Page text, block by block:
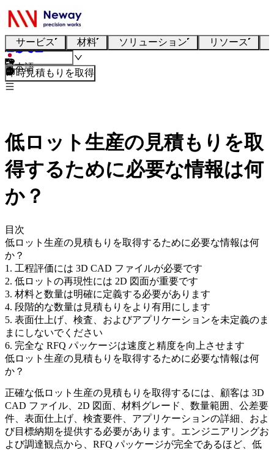
サービス 材料 ソリューション リソース
日本語
即時見積もりを取得
低ロット生産の見積もりを取
得するために必要な情報は何
か？
目次
低ロット生産の見積もりを取得するために必要な情報は何
か？
1. 工程評価には 3D CAD ファイルが必要です
2. 低ロットの再現性には 2D 図面が重要です
3. 材料と数量は明確に定義する必要があります
4. 段階的な数量は見積もりをより有用にします
5. 表面仕上げ、検査、およびアプリケーションを未定義のま
まにしないでください
6. 完全な RFQ パッケージは速度と精度を向上させます
低ロット生産の見積もりを取得するために必要な情報は何
か？
正確な低ロット生産の見積もり を取得するには、顧客は 3D
CAD ファイル、2D 図面、材料グレード、数量範囲、公差要
件、表面仕上げ、検査要件、アプリケーションの詳細、およ
び目標納期を提供する必要があります。エンジニアリングお
よび調達観点から、RFQ パッケージが完全であるほど、 低